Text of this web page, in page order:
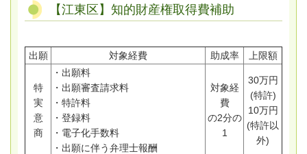
【江東区】知的財産権取得費補助
出願 対象経費 助成率 上限額
特
実
意
商
・出願料
・出願審査請求料
・特許料
・登録料
・電子化手数料
・出願に伴う弁理士報酬
対象経
費
の2分の
1
30万円
(特許)
10万円
(特許以
外)